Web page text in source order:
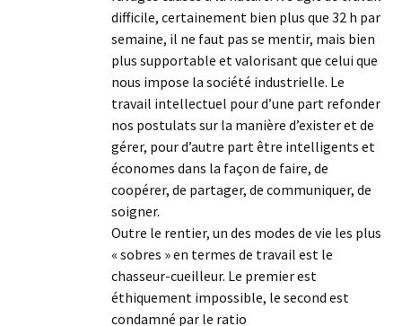
difficile, certainement bien plus que 32 h par
semaine, il ne faut pas se mentir, mais bien
plus supportable et valorisant que celui que
nous impose la société industrielle. Le
travail intellectuel pour d’une part refonder
nos postulats sur la manière d’exister et de
gérer, pour d’autre part être intelligents et
économes dans la façon de faire, de
coopérer, de partager, de communiquer, de
soigner.
Outre le rentier, un des modes de vie les plus
« sobres » en termes de travail est le
chasseur-cueilleur. Le premier est
éthiquement impossible, le second est
condamné par le ratio